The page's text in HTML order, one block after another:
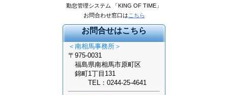
勤怠管理システム 「KING OF TIME」
お問合わせ窓口はこちら
お問合せはこちら
＜南相馬事務所＞
〒975-0031
福島県南相馬市原町区
錦町1丁目131
TEL：0244-25-4641